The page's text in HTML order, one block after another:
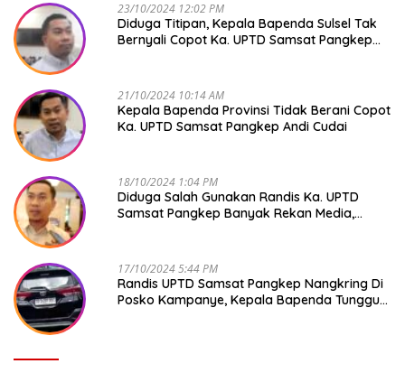
23/10/2024 12:02 PM
Diduga Titipan, Kepala Bapenda Sulsel Tak
Bernyali Copot Ka. UPTD Samsat Pangkep
21/10/2024 10:14 AM
Kepala Bapenda Provinsi Tidak Berani Copot
Ka. UPTD Samsat Pangkep Andi Cudai
18/10/2024 1:04 PM
Diduga Salah Gunakan Randis Ka. UPTD
Samsat Pangkep Banyak Rekan Media,
17/10/2024 5:44 PM
Randis UPTD Samsat Pangkep Nangkring Di
Posko Kampanye, Kepala Bapenda Tunggu